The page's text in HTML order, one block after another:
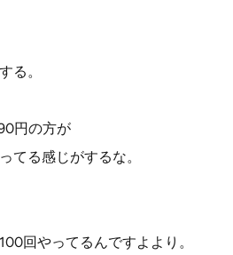
る。
円の方が
てる感じがするな。
回やってるんですよより。